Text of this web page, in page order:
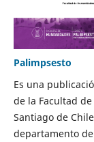
Palimpsesto
Es una
de la Facultad
Santiago de
departamento